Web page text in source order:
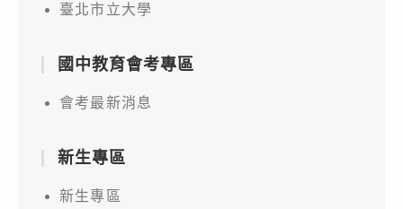
臺北市立大學
國中教育會考專區
會考最新消息
新生專區
新生專區